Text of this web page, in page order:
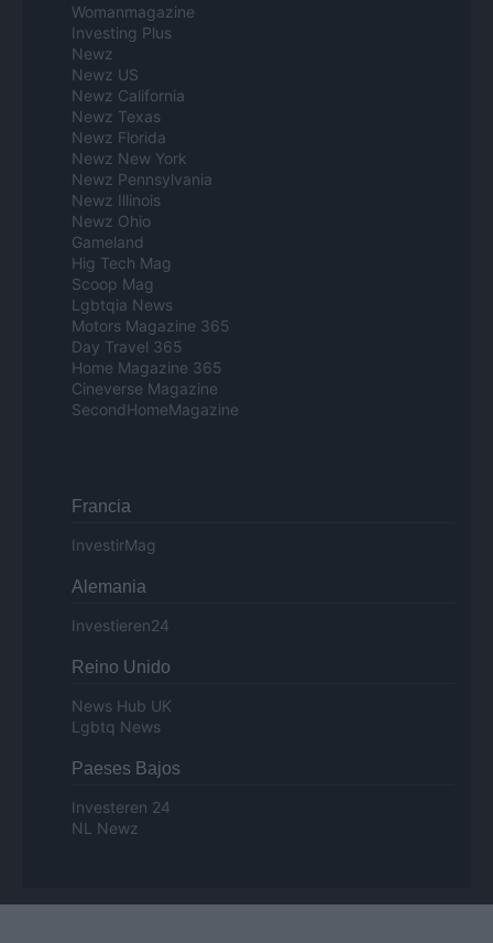
Womanmagazine
Investing Plus
Newz
Newz US
Newz California
Newz Texas
Newz Florida
Newz New York
Newz Pennsylvania
Newz Illinois
Newz Ohio
Gameland
Hig Tech Mag
Scoop Mag
Lgbtqia News
Motors Magazine 365
Day Travel 365
Home Magazine 365
Cineverse Magazine
SecondHomeMagazine
Francia
InvestirMag
Alemania
Investieren24
Reino Unido
News Hub UK
Lgbtq News
Paeses Bajos
Investeren 24
NL Newz